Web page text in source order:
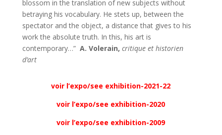
blossom in the translation of new subjects without
betraying his vocabulary. He stets up, between the
spectator and the object, a distance that gives to his
work the absolute truth. In this, his art is
contemporary…” A. Volerain, critique et historien
d’art
voir l’expo/see exhibition-2021-22
voir l’expo/see exhibition-2020
voir l’expo/see exhibition-2009